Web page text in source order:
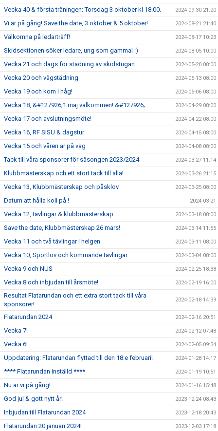
Vecka 40 & första träningen: Torsdag 3 oktober kl 18.00. 2024-09-30 21:20
Vi är på gång! Save the date, 3 oktober & 5 oktober! 2024-08-21 21:40
Välkomna på ledarträff! 2024-08-17 10:23
Skidsektionen söker ledare, ung som gammal :) 2024-08-05 10:00
Vecka 21 och dags för städning av skidstugan. 2024-05-20 08:00
Vecka 20 och vägstädning 2024-05-13 08:00
Vecka 19 och kom i håg! 2024-05-06 08:00
Vecka 18, &#127926;1 maj välkommen! &#127926; 2024-04-29 08:00
Vecka 17 och avslutningsmöte! 2024-04-22 08:00
Vecka 16, RF SISU & dagstur 2024-04-15 08:00
Vecka 15 och våren är på väg 2024-04-08 08:00
Tack till våra sponsorer för säsongen 2023/2024 2024-03-27 11:14
Klubbmästerskap och ett stort tack till alla! 2024-03-26 21:15
Vecka 13, Klubbmästerskap och påsklov 2024-03-25 08:00
Datum att hålla koll på ! 2024-03-21
Vecka 12, tävlingar & klubbmästerskap 2024-03-18 08:00
Save the date, Klubbmästerskap 26 mars! 2024-03-14 11:55
Vecka 11 och två tävlingar i helgen 2024-03-11 08:00
Vecka 10, Sportlov och kommande tävlingar. 2024-03-04 08:00
Vecka 9 och NUS 2024-02-25 18:38
Vecka 8 och inbjudan till årsmöte! 2024-02-19 16:00
Resultat Flatarundan och ett extra stort tack till våra
sponsorer!
2024-02-18 14:39
Flatarundan 2024 2024-02-16 20:51
Vecka 7! 2024-02-12 07:48
Vecka 6! 2024-02-05 09:34
Uppdatering: Flatarundan flyttad till den 18:e februari! 2024-01-28 14:17
**** Flatarundan inställd **** 2024-01-19 10:51
Nu är vi på gång! 2024-01-16 15:48
God jul & gott nytt år! 2023-12-24 08:43
Inbjudan till Flatarundan 2024 2023-12-18 20:43
Flatarundan 20 januari 2024! 2023-12-03 17:18